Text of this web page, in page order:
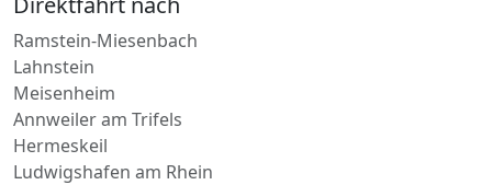
Ramstein-Miesenbach
Lahnstein
Meisenheim
Annweiler am Trifels
Hermeskeil
Ludwigshafen am Rhein
Bad Breisig